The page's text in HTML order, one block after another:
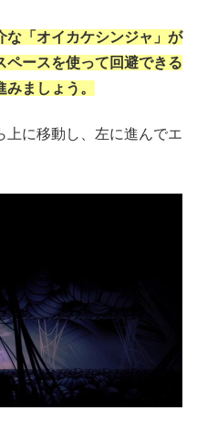
な「オイカケシンジャ」が
ペースを使って回避できる
ましょう。
上に移動し、左に進んでエ